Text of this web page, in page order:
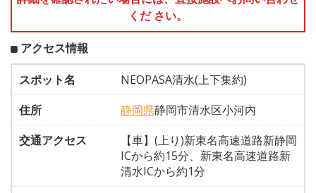
くだ さい。
アクセス情報
スポット名
NEOPASA清水(上下集約)
住所
静岡県静岡市清水区小河内
交通アクセス
【車】(上り)新東名高速道路新静岡
ICから約15分、新東名高速道路新
清水ICから約1分